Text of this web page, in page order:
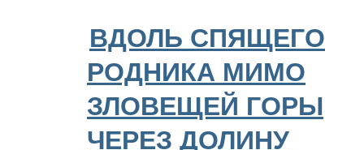
ВДОЛЬ СПЯЩЕГО
РОДНИКА МИМО
ЗЛОВЕЩЕЙ ГОРЫ
ЧЕРЕЗ ДОЛИНУ